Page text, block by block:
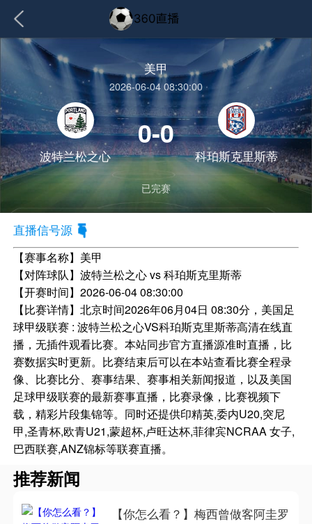
美甲
2026-06-04 08:30:00
波特兰松之心
0-0
科珀斯克里斯蒂
已完赛
直播信号源
【赛事名称】 美甲
【对阵球队】波特兰松之心 vs 科珀斯克里斯蒂
【开赛时间】2026-06-04 08:30:00
【比赛详情】北京时间2026年06月04日 08:30分，美国足
球甲级联赛 : 波特兰松之心VS科珀斯克里斯蒂高清在线直
播，无插件观看比赛。本站同步官方直播源准时直播，比
赛数据实时更新。比赛结束后可以在本站查看比赛全程录
像、比赛比分、赛事结果、赛事相关新闻报道，以及美国
足球甲级联赛的最新赛事直播，比赛录像，比赛视频下
载，精彩片段集锦等。同时还提供印精英,委内U20,突尼
甲,圣青杯,欧青U21,蒙超杯,卢旺达杯,菲律宾NCRAA 女子,
巴西联赛,ANZ锦标等联赛直播。
推荐新闻
【你怎么看？】梅西曾做客阿圭罗